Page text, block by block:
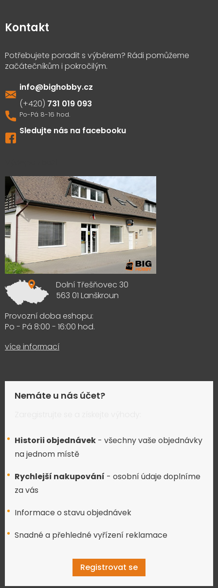
Kontakt
info@bighobby.cz
731 019 093
Sledujte nás na facebooku
Dolní Třešňovec 30
563 01 Lanškroun
Provozní doba eshopu:
Po - Pá 8:00 - 16:00 hod.
více informací
Nemáte u nás účet?
Historii objednávek - všechny vaše objednávky
na jednom místě
Rychlejší nakupování - osobní údaje doplníme
za vás
Informace o stavu objednávek
Snadné a přehledné vyřízení reklamace
Registrovat se